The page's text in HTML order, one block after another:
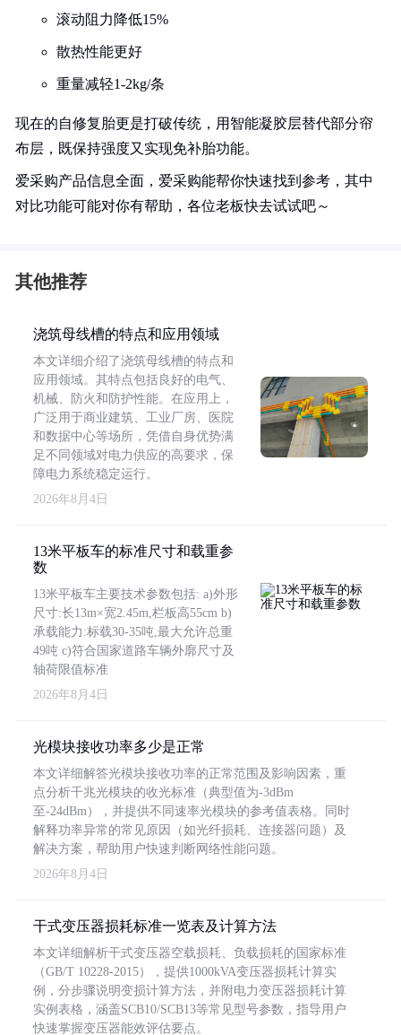
滚动阻力降低15%
散热性能更好
重量减轻1-2kg/条
现在的自修复胎更是打破传统，用智能凝胶层替代部分帘
布层，既保持强度又实现免补胎功能。
爱采购产品信息全面，爱采购能帮你快速找到参考，其中
对比功能可能对你有帮助，各位老板快去试试吧～
其他推荐
浇筑母线槽的特点和应用领域
本文详细介绍了浇筑母线槽的特点和
应用领域。其特点包括良好的电气、
机械、防火和防护性能。在应用上，
广泛用于商业建筑、工业厂房、医院
和数据中心等场所，凭借自身优势满
足不同领域对电力供应的高要求，保
障电力系统稳定运行。
2026年8月4日
13米平板车的标准尺寸和载重参
数
13米平板车主要技术参数包括: a)外形
尺寸:长13m×宽2.45m,栏板高55cm b)
承载能力:标载30-35吨,最大允许总重
49吨 c)符合国家道路车辆外廓尺寸及
轴荷限值标准
2026年8月4日
光模块接收功率多少是正常
本文详细解答光模块接收功率的正常范围及影响因素，重
点分析千兆光模块的收光标准（典型值为-3dBm
至-24dBm），并提供不同速率光模块的参考值表格。同时
解释功率异常的常见原因（如光纤损耗、连接器问题）及
解决方案，帮助用户快速判断网络性能问题。
2026年8月4日
干式变压器损耗标准一览表及计算方法
本文详细解析干式变压器空载损耗、负载损耗的国家标准
（GB/T 10228-2015），提供1000kVA变压器损耗计算实
例，分步骤说明变损计算方法，并附电力变压器损耗计算
实例表格，涵盖SCB10/SCB13等常见型号参数，指导用户
快速掌握变压器能效评估要点。